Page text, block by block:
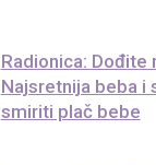
Radionica: Dođite
Najsretnija beba i
smiriti plač bebe